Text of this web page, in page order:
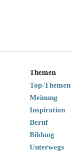
Themen
Top-Themen
Meinung
Inspiration
Beruf
Bildung
Unterwegs